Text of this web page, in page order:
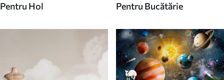
Pentru Hol Pentru Bucătărie